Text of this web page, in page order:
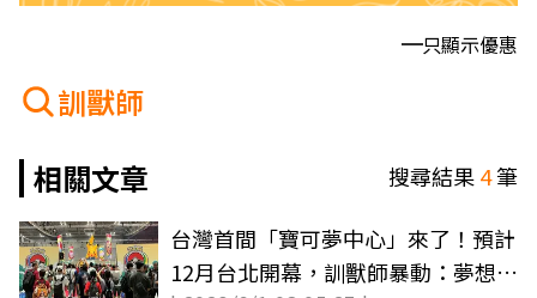
只顯示優惠
訓獸師
相關文章
搜尋結果4筆
台灣首間「寶可夢中心」來了！預計
12月台北開幕，訓獸師暴動：夢想成